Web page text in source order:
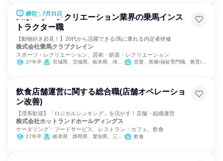
締切：7月31日
スポーツ・レクリエーション業界の乗馬インス
トラクター職
【動物好き必見！】20代から活躍できる/馬に乗れる内定者研修
株式会社乗馬クラブクレイン
スポーツ・レクリエーション、芸術・娯楽・レクリエーション
27年卒 宮城県、茨城県、栃木県、埼玉県、千葉県、東京都、神奈川県、石川県、岐阜県、三重県、大阪府、兵庫県、奈良県、岡山県、広島県、山口県、福岡県、大分県 営業、医療/福祉専門職、教育/保育専門職、小売販売/流通、バックオフィス・事務・受付、総務
飲食店舗運営に関する総合職(店舗オペレーショ
ン改善)
【理系歓迎】「ロジカルシンキング」を活かす！店舗・組織運営
株式会社ホットランドホールディングス
ケータリング・フードサービス、レストラン・カフェ、飲食
27年卒 岐阜県、静岡県、愛知県、三重県 飲食